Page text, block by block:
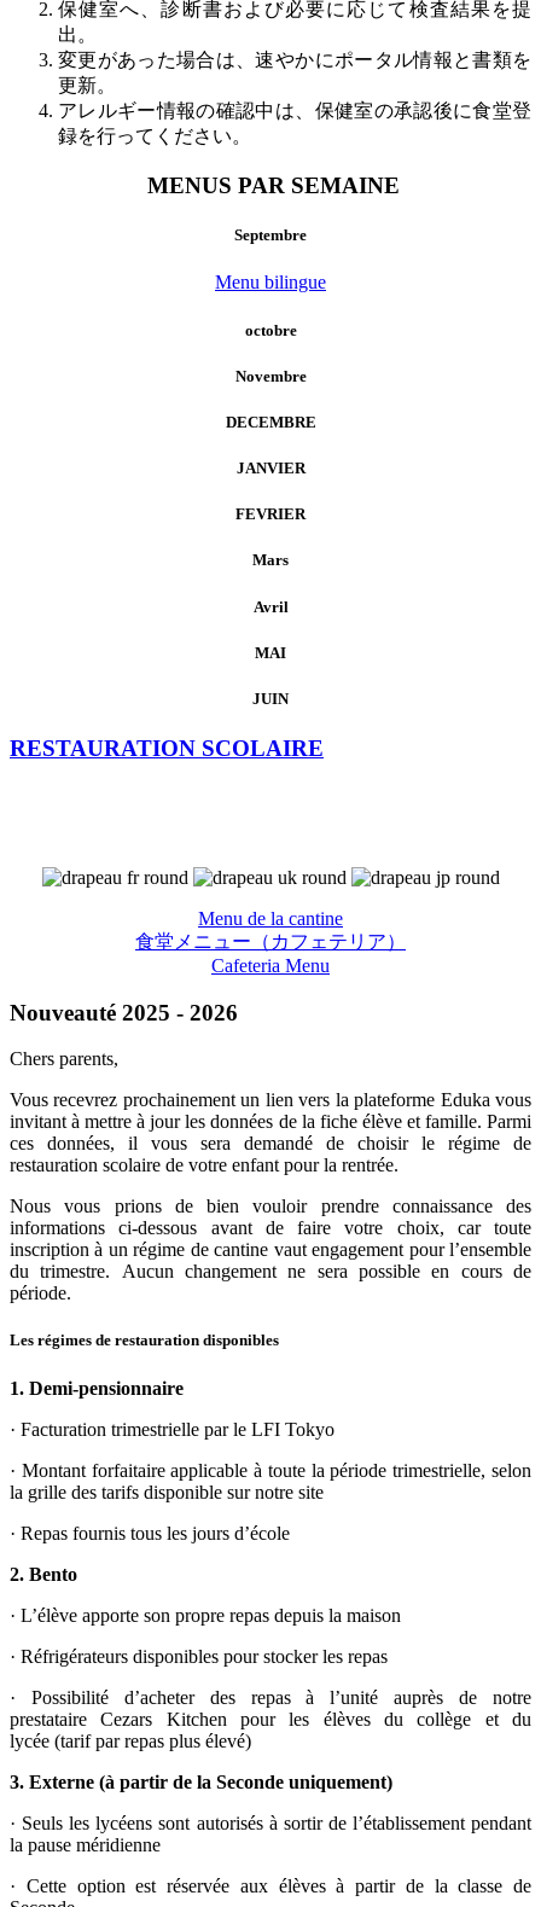
保健室へ、診断書および必要に応じて検査結果を提
出。
変更があった場合は、速やかにポータル情報と書類を
更新。
アレルギー情報の確認中は、保健室の承認後に食堂登
録を行ってください。
MENUS PAR SEMAINE
Septembre
Menu bilingue
octobre
Novembre
DECEMBRE
JANVIER
FEVRIER
Mars
Avril
MAI
JUIN
RESTAURATION SCOLAIRE
Menu de la cantine
食堂メニュー（カフェテリア）
Cafeteria Menu
Nouveauté 2025 - 2026
Chers parents,
Vous recevrez prochainement un lien vers la plateforme Eduka vous
invitant à mettre à jour les données de la fiche élève et famille. Parmi
ces données, il vous sera demandé de choisir le régime de
restauration scolaire de votre enfant pour la rentrée.
Nous vous prions de bien vouloir prendre connaissance des
informations ci-dessous avant de faire votre choix, car toute
inscription à un régime de cantine vaut engagement pour l’ensemble
du trimestre. Aucun changement ne sera possible en cours de
période.
Les régimes de restauration disponibles
1. Demi-pensionnaire
· Facturation trimestrielle par le LFI Tokyo
· Montant forfaitaire applicable à toute la période trimestrielle, selon
la grille des tarifs disponible sur notre site
· Repas fournis tous les jours d’école
2. Bento
· L’élève apporte son propre repas depuis la maison
· Réfrigérateurs disponibles pour stocker les repas
·
Possibilité d’acheter des repas à l’unité auprès de notre
prestataire Cezars Kitchen pour les élèves du collège et du
lycée (tarif par repas plus élevé)
3. Externe (à partir de la Seconde uniquement)
· Seuls les lycéens sont autorisés à sortir de l’établissement pendant
la pause méridienne
· Cette option est réservée aux élèves à partir de la classe de